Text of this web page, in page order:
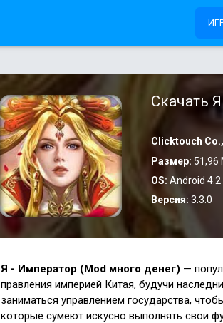
Скачать
Clicktouch
Размер: 51,96
OS: Android 4.2
Версия: 3.3.0
Я - Император (Mod много денег) —
правления империей Китая, будучи
заниматься управлением государства,
которые сумеют искусно выполнять свои